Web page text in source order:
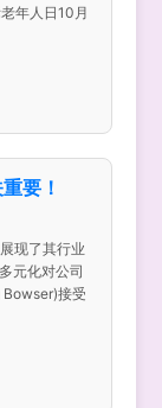
年人日10月
要！
现了其行业
元化对公司
Bowser)接受